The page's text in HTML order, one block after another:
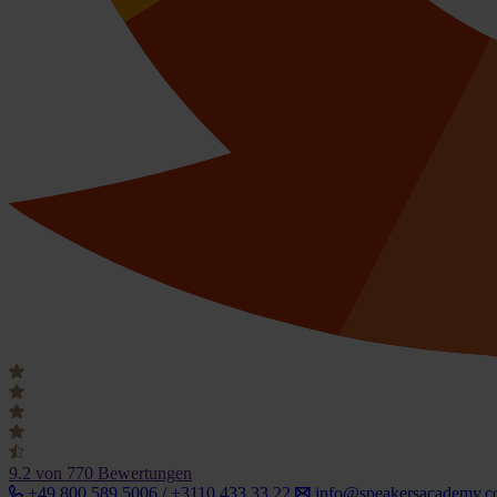
9.2 von 770 Bewertungen
+49 800 589 5006 / +3110 433 33 22